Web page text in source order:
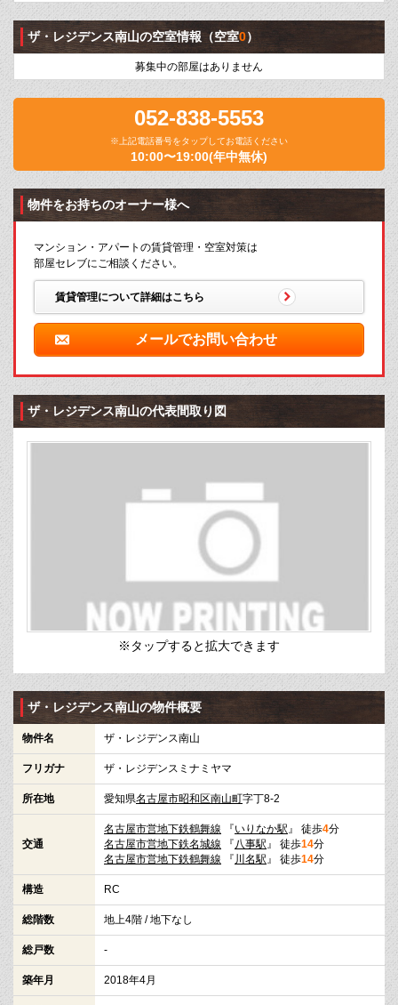
ザ・レジデンス南山の空室情報（空室0）
募集中の部屋はありません
052-838-5553
※上記電話番号をタップしてお電話ください
10:00〜19:00(年中無休)
物件をお持ちのオーナー様へ
マンション・アパートの賃貸管理・空室対策は
部屋セレブにご相談ください。
賃貸管理について詳細はこちら
メールでお問い合わせ
ザ・レジデンス南山の代表間取り図
※タップすると拡大できます
ザ・レジデンス南山の物件概要
物件名 ザ・レジデンス南山
フリガナ ザ・レジデンスミナミヤマ
所在地 愛知県名古屋市昭和区南山町字丁8-2
交通
名古屋市営地下鉄鶴舞線 『いりなか駅 』 徒歩4分
名古屋市営地下鉄名城線 『 八事駅 』 徒歩14分
名古屋市営地下鉄鶴舞線 『 川名駅 』 徒歩14分
構造 RC
総階数 地上4階 / 地下なし
総戸数 -
築年月 2018年4月